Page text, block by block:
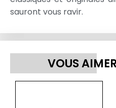
sauront vous ravir.
VOUS